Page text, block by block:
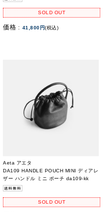
SOLD OUT
価格 : 41,800円(税込)
Aeta アエタ
DA109 HANDLE POUCH MINI ディアレ
ザー ハンドル ミニ ポーチ da109-kk
SOLD OUT